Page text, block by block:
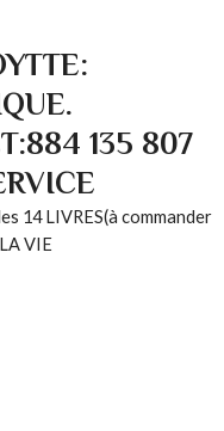
135 807
14 LIVRES(à commander
VIE